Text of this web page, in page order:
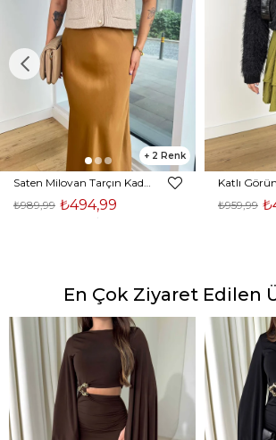
2
₺494,99
₺989,99 ₺959,99
En Çok Ziyaret Edilen